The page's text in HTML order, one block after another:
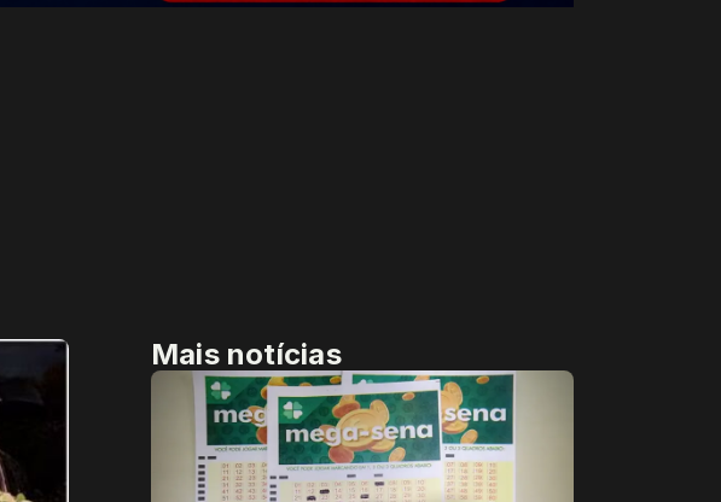
Mais notícias